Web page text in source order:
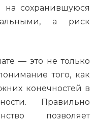
на сохранившуюся
а риск
— это не только
того, как
конечностей в
Правильно
позволяет